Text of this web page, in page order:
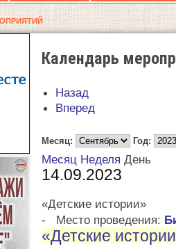
Календарь
Назад
Вперед
Месяц: Год:
Месяц Неделя День
14.09.2023
«Детские истории»
-
Место проведения:
«Детские